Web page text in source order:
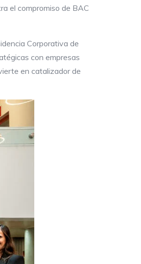
el compromiso de BAC
Corporativa de
con empresas
en catalizador de